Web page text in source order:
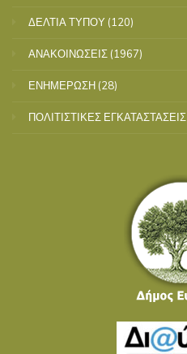
ΔΕΛΤΙΑ ΤΥΠΟΥ (120)
ΑΝΑΚΟΙΝΩΣΕΙΣ (1967)
ΕΝΗΜΕΡΩΣΗ (28)
ΠΟΛΙΤΙΣΤΙΚΕΣ ΕΓΚΑΤΑΣΤΑΣΕΙΣ